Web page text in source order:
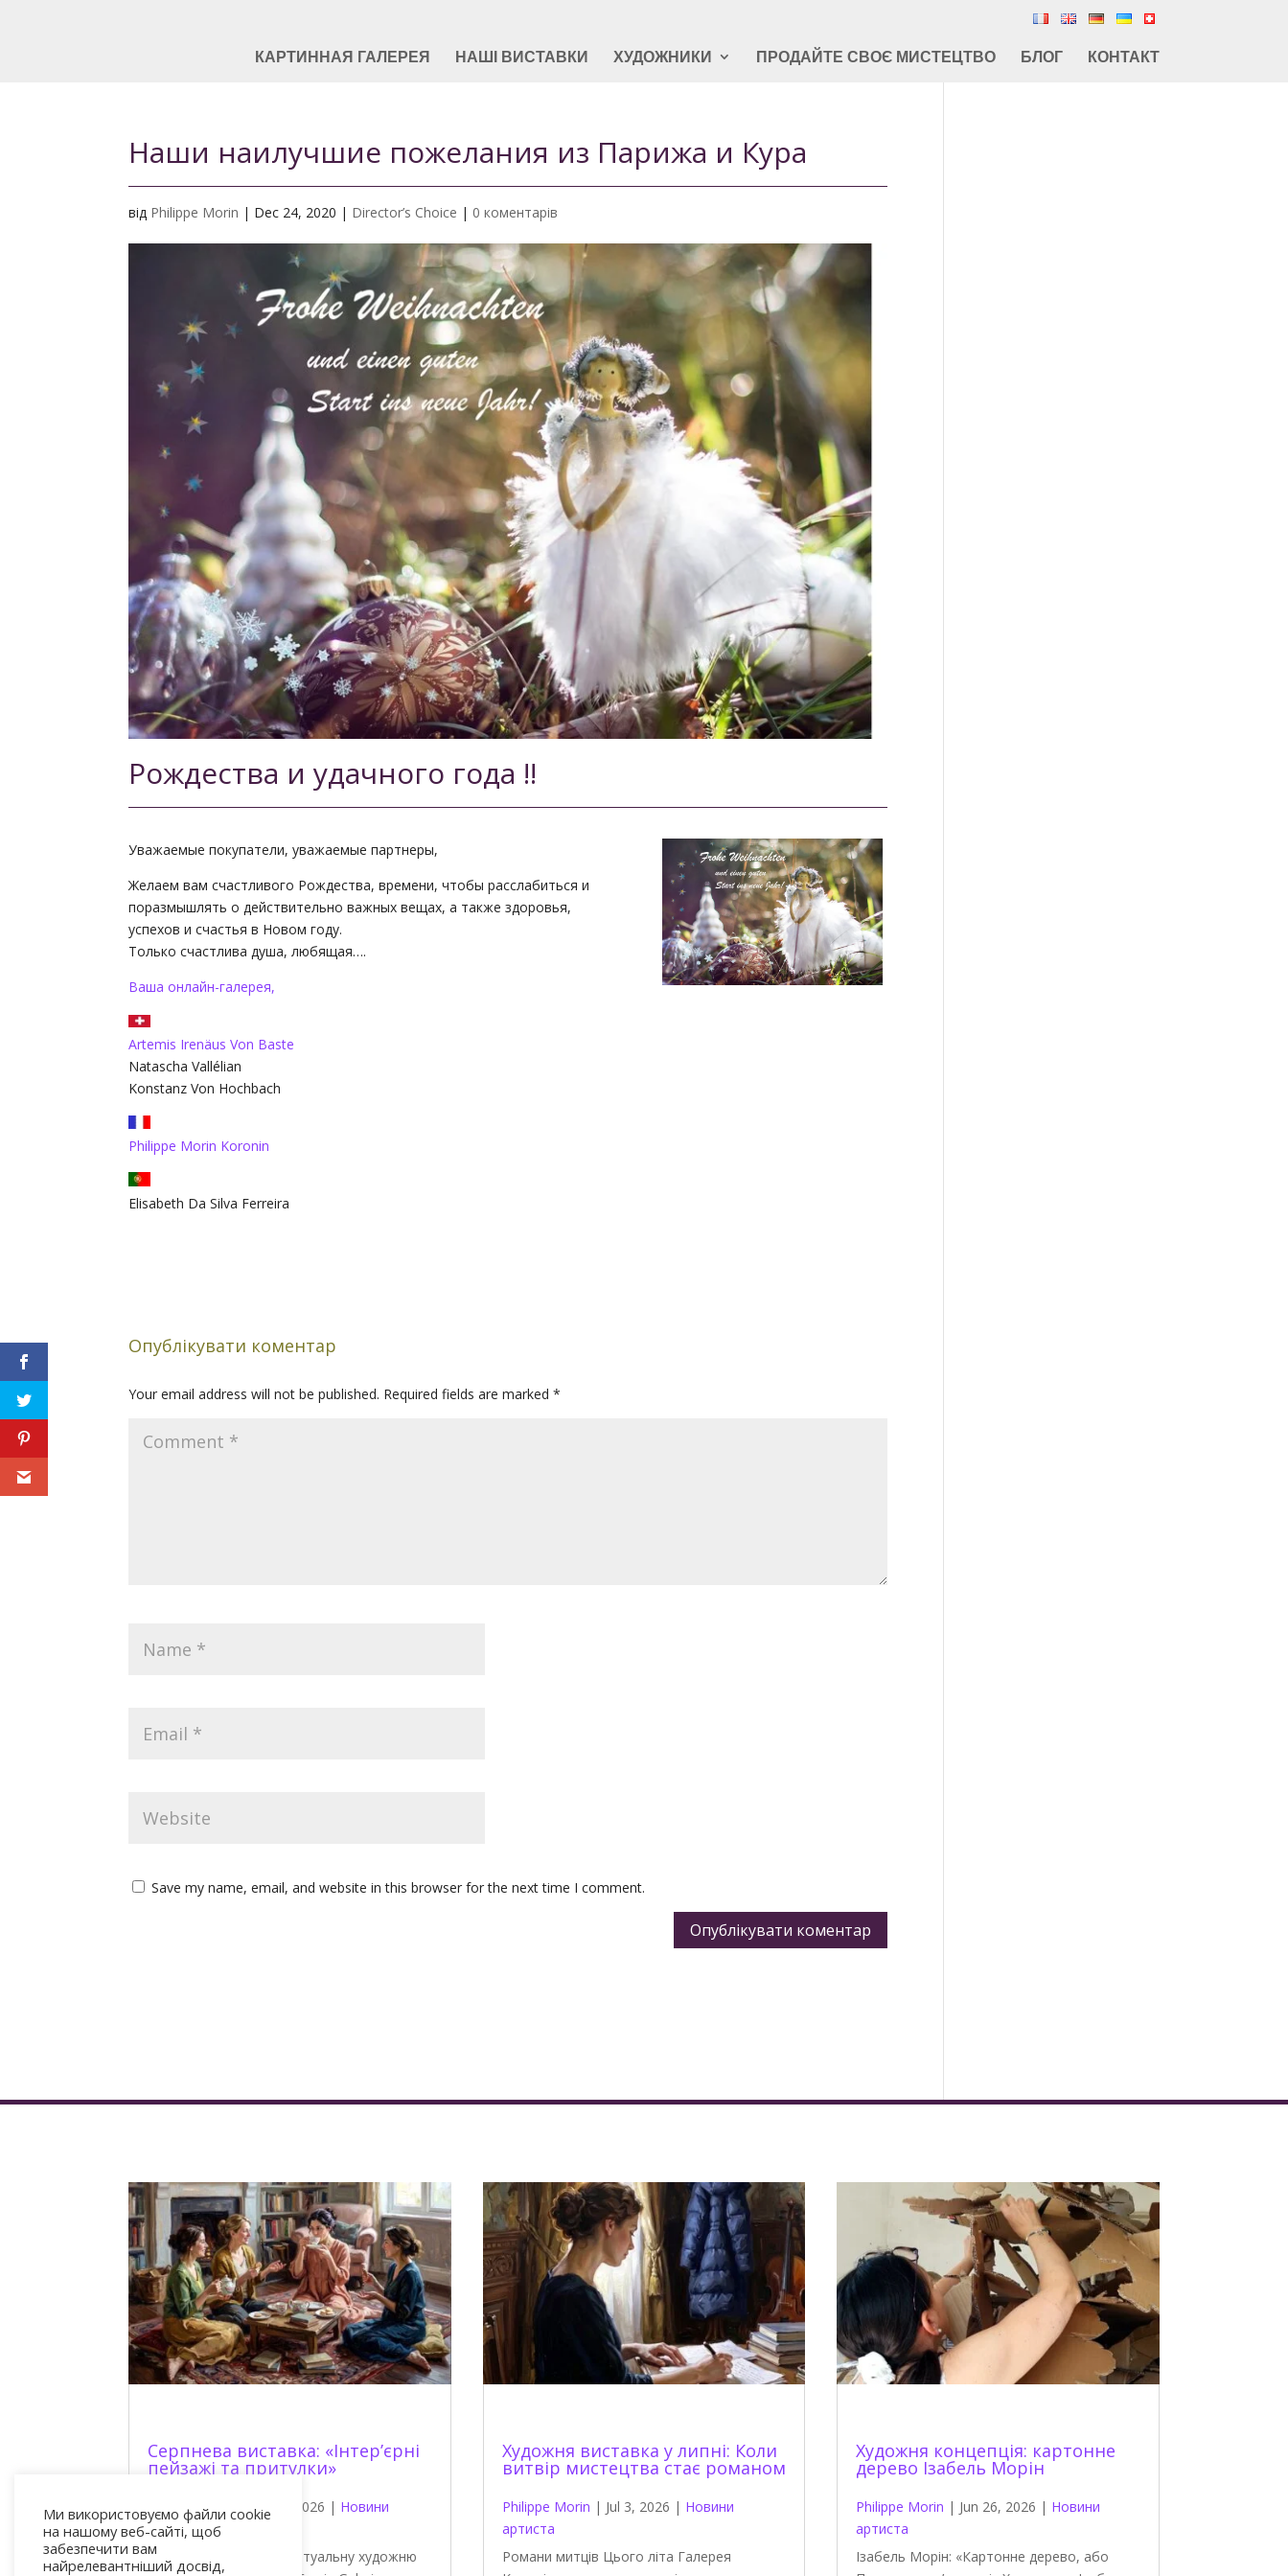
КАРТИННАЯ ГАЛЕРЕЯ НАШІ ВИСТАВКИ ХУДОЖНИКИ ПРОДАЙТЕ СВОЄ МИСТЕЦТВО БЛОГ КОНТАКТ
Наши наилучшие пожелания из Парижа и Кура
від Philippe Morin | Dec 24, 2020 | Director’s Choice | 0 коментарів
Рождества и удачного года !!
Уважаемые покупатели, уважаемые партнеры,
Желаем вам счастливого Рождества, времени, чтобы расслабиться и
поразмышлять о действительно важных вещах, а также здоровья,
успехов и счастья в Новом году.
Только счастлива душа, любящая….
Ваша онлайн-галерея,
Artemis Irenäus Von Baste
Natascha Vallélian
Konstanz Von Hochbach
Philippe Morin Koronin
Elisabeth Da Silva Ferreira
Опублікувати коментар
Your email address will not be published. Required fields are marked*
Save my name, email, and website in this browser for the next time I comment.
Серпнева виставка: «Інтер’єрні
пейзажі та притулки»
Philippe Morin Aug 2, 2026 | Новини
артиста
Ласкаво просимо на віртуальну художню
Художня виставка у липні: Коли
витвір мистецтва стає романом
Philippe Morin | Jul 3, 2026 | Новини
артиста
Романи митців Цього літа Галерея
Художня концепція: картонне
дерево Ізабель Морін
Philippe Morin | Jun 26, 2026 | Новини
артиста
Ізабель Морін: «Картонне дерево, або
Ми використовуємо файли cookie
на нашому веб-сайті, щоб
забезпечити вам
найрелевантніший досвід,